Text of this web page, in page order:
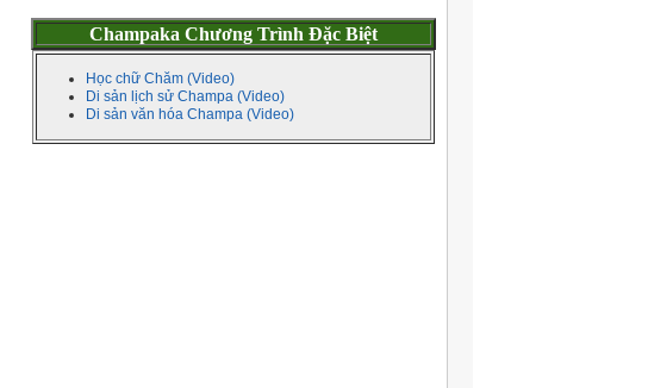
Champaka Chương Trình Đặc Biệt
Học chữ Chăm (Video)
Di sản lịch sử Champa (Video)
Di sản văn hóa Champa (Video)